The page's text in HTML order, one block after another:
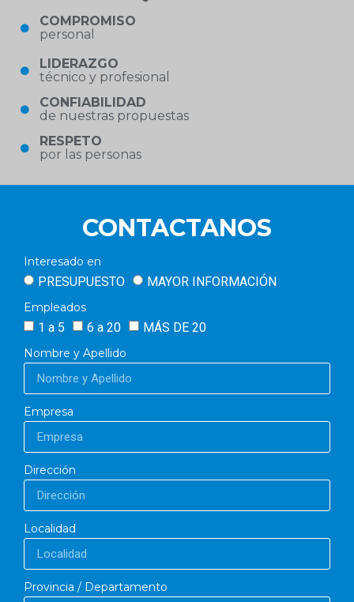
COMPROMISO
personal
LIDERAZGO
técnico y profesional
CONFIABILIDAD
de nuestras propuestas
RESPETO
por las personas
CONTACTANOS
Interesado en
PRESUPUESTO MAYOR INFORMACIÓN
Empleados
1 a 5 6 a 20 MÁS DE 20
Nombre y Apellido
Empresa
Dirección
Localidad
Provincia / Departamento